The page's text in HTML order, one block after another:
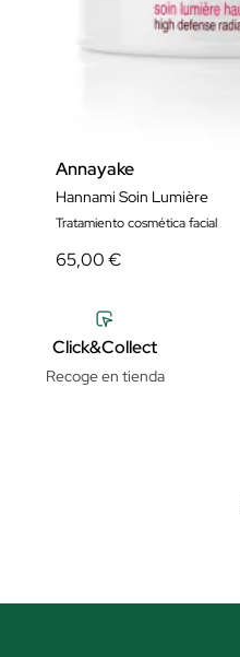
Annayake
Hannami Soin Lumière
Tratamiento cosmética facial
65,00 €
Click&Collect
Recoge en tienda